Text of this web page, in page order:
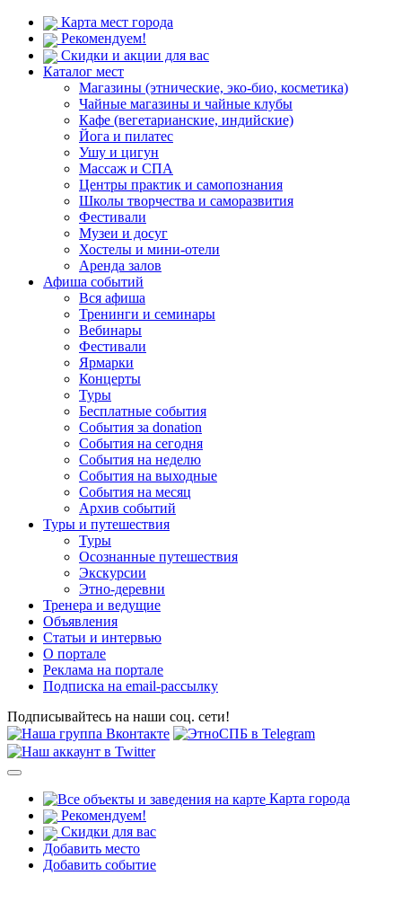
Карта мест города
Рекомендуем!
Скидки и акции для вас
Каталог мест
Магазины (этнические, эко-био, косметика)
Чайные магазины и чайные клубы
Кафе (вегетарианские, индийские)
Йога и пилатес
Ушу и цигун
Массаж и СПА
Центры практик и самопознания
Школы творчества и саморазвития
Фестивали
Музеи и досуг
Хостелы и мини-отели
Аренда залов
Афиша событий
Вся афиша
Тренинги и семинары
Вебинары
Фестивали
Ярмарки
Концерты
Туры
Бесплатные события
События за donation
События на сегодня
События на неделю
События на выходные
События на месяц
Архив событий
Туры и путешествия
Туры
Осознанные путешествия
Экскурсии
Этно-деревни
Тренера и ведущие
Объявления
Статьи и интервью
О портале
Реклама на портале
Подписка на email-рассылку
Подписывайтесь на наши соц. сети!
Карта города
Рекомендуем!
Скидки для вас
Добавить место
Добавить событие